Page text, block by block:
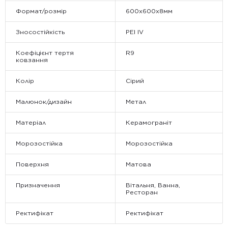
Формат/розмір 600х600х8мм
Зносостійкість PEI IV
Коефіцієнт тертя
ковзання
R9
Колір Сірий
Малюнок/дизайн Метал
Матеріал Керамограніт
Морозостійка Морозостійка
Поверхня Матова
Призначення
Вітальня, Ванна,
Ресторан
Ректифікат Ректифікат